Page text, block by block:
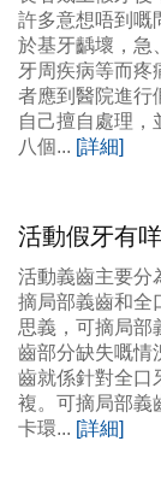
許多意想唔到嘅
於基牙齲壞，急
牙周疾病等而疼
者應到醫院進行
自己擅自處理，
八個... [詳細]
活動假牙有
假牙價錢？
活動義齒主要分
摘局部義齒和全
思義，可摘局部
齒部分缺失嘅情
齒就係針對全口
複。可摘局部義
卡環... [詳細]